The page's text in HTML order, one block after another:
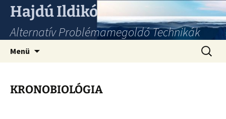
Hajdú Ildikó
Alternatív Problémamegoldó Technikák
Menü
KRONOBIOLÓGIA